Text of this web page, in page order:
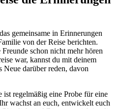
gemeinsame in Erinnerungen
von der Reise berichten.
schon nicht mehr hören
war, kannst du mit deinem
Neue darüber reden, davon
ist regelmäßig eine Probe für eine
wachst an euch, entwickelt euch